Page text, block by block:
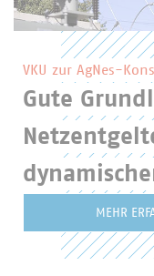
VKU zur AgNes-
Gute
MEHR